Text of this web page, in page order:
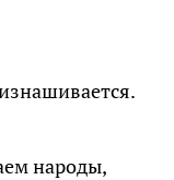
народы,